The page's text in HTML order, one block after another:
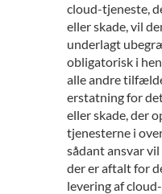
cloud-tjeneste,
eller skade, vil
underlagt
obligatorisk i
alle andre
erstatning for
eller skade, der
tjenesterne i
sådant ansvar
der er aftalt for
levering af